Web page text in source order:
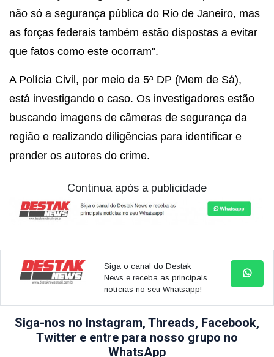
não só a segurança pública do Rio de Janeiro, mas
as forças federais também estão dispostas a evitar
que fatos como este ocorram".
A Polícia Civil, por meio da 5ª DP (Mem de Sá),
está investigando o caso. Os investigadores estão
buscando imagens de câmeras de segurança da
região e realizando diligências para identificar e
prender os autores do crime.
Continua após a publicidade
Siga o canal do Destak
News e receba as principais
notícias no seu Whatsapp!
Siga-nos no Instagram, Threads, Facebook,
Twitter e entre para nosso grupo no
WhatsApp